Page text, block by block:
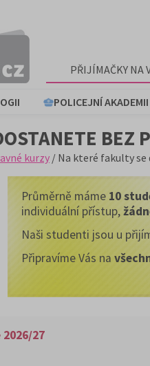
PŘIJÍMAČKY NA
POLICEJNÍ AKADEMII
BEZ
kurzy/ Na které fakulty se
Průměrně máme 10
individuální přístup,
Naši studenti jsou u
Připravíme Vás na
27